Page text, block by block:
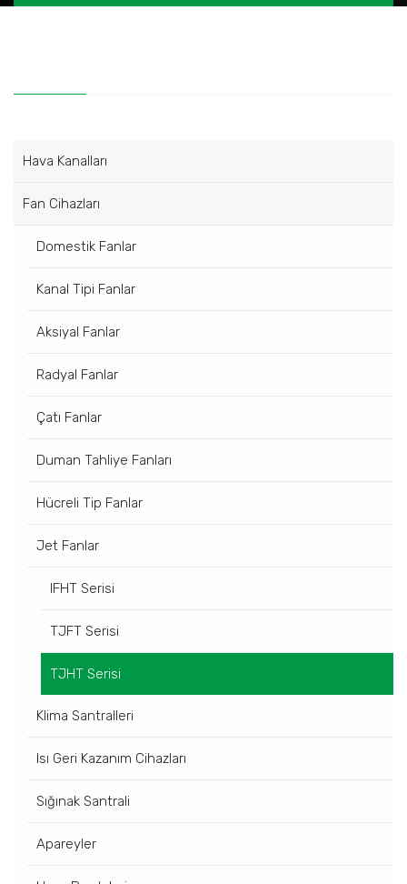
Hava Kanalları
Fan Cihazları
Domestik Fanlar
Kanal Tipi Fanlar
Aksiyal Fanlar
Radyal Fanlar
Çatı Fanlar
Duman Tahliye Fanları
Hücreli Tip Fanlar
Jet Fanlar
IFHT Serisi
TJFT Serisi
TJHT Serisi
Klima Santralleri
Isı Geri Kazanım Cihazları
Sığınak Santrali
Apareyler